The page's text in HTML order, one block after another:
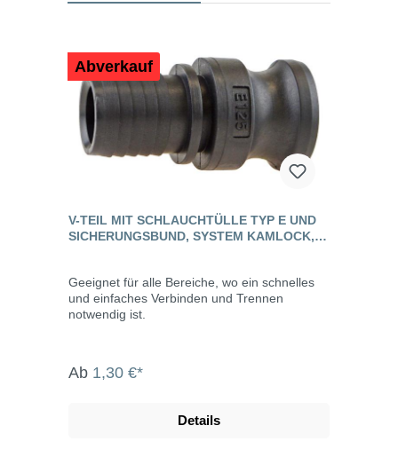
Abverkauf
V-TEIL MIT SCHLAUCHTÜLLE TYP E UND
SICHERUNGSBUND, SYSTEM KAMLOCK,
Geeignet für alle Bereiche, wo ein schnelles
und einfaches Verbinden und Trennen
notwendig ist.
Ab 1,30 €*
Details